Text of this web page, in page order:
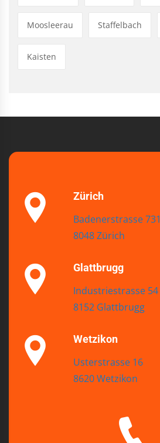
Moosleerau Staffelbach
Kaisten
Zürich
Badenerstrasse 731
8048 Zürich
Glattbrugg
Industriestrasse 54
8152 Glattbrugg
Wetzikon
Usterstrasse 16
8620 Wetzikon